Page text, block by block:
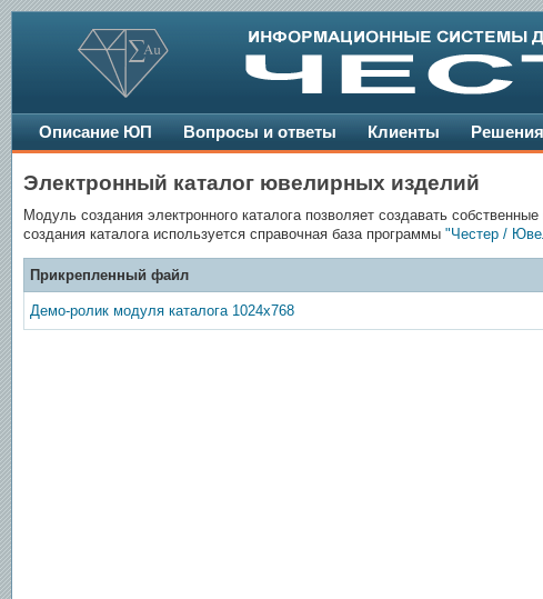
Электронный каталог ювелирных изделий
Модуль создания электронного каталога позволяет создавать
создания каталога используется справочная база программы "Честер /
Прикрепленный файл
Демо-ролик модуля каталога 1024х768
Описание ЮП Вопросы и ответы Клиенты Решения